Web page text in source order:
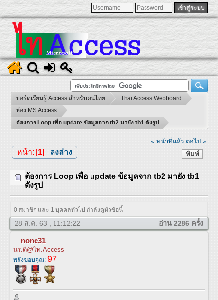
บอร์ดเรียนรู้ Access สำหรับคนไทย
Thai Access Webboard
ห้อง MS Access
ต้องการ Loop เพื่อ update ข้อมูลจาก tb2 มายัง tb1 ดังรูป
« หน้าที่แล้ว ต่อไป »
พิมพ์
หน้า: [1] ลงล่าง
ต้องการ Loop เพื่อ update ข้อมูลจาก tb2 มายัง tb1
ดังรูป
0 สมาชิก และ 1 บุคคลทั่วไป กำลังดูหัวข้อนี้
28 ส.ค. 63 , 11:12:22 อ่าน 2286 ครั้ง
nonc31
นร.ดี@ไท.Access
พลังขอบคุณ: 97